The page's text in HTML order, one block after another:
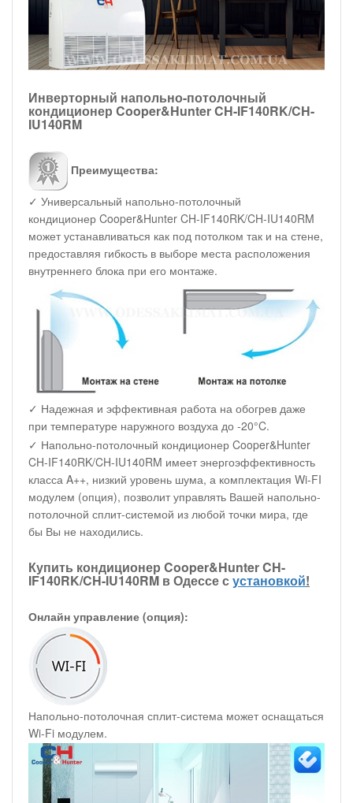
Инверторный напольно-потолочный
кондиционер Cooper&Hunter CH-IF140RK/CH-
IU140RM
Преимущества:
✓ Универсальный напольно-потолочный
кондиционер Cooper&Hunter CH-IF140RK/CH-IU140RM
может устанавливаться как под потолком так и на стене,
предоставляя гибкость в выборе места расположения
внутреннего блока при его монтаже.
✓ Надежная и эффективная работа на обогрев даже
при температуре наружного воздуха до -20°C.
✓ Напольно-потолочный кондиционер Cooper&Hunter
CH-IF140RK/CH-IU140RM имеет энергоэффективность
класса A++, низкий уровень шума, а комплектация Wi-FI
модулем (опция), позволит управлять Вашей напольно-
потолочной сплит-системой из любой точки мира, где
бы Вы не находились.
Купить кондиционер Cooper&Hunter CH-
IF140RK/CH-IU140RM в Одессе сустановкой!
Онлайн управление (опция):
Напольно-потолочная сплит-система может оснащаться
Wi-Fi модулем.